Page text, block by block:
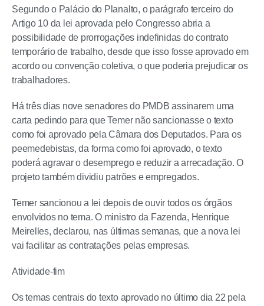
Segundo o Palácio do Planalto, o parágrafo terceiro do
Artigo 10 da lei aprovada pelo Congresso abria a
possibilidade de prorrogações indefinidas do contrato
temporário de trabalho, desde que isso fosse aprovado em
acordo ou convenção coletiva, o que poderia prejudicar os
trabalhadores.
Há três dias nove senadores do PMDB assinarem uma
carta pedindo para que Temer não sancionasse o texto
como foi aprovado pela Câmara dos Deputados. Para os
peemedebistas, da forma como foi aprovado, o texto
poderá agravar o desemprego e reduzir a arrecadação. O
projeto também dividiu patrões e empregados.
Temer sancionou a lei depois de ouvir todos os órgãos
envolvidos no tema. O ministro da Fazenda, Henrique
Meirelles, declarou, nas últimas semanas, que a nova lei
vai facilitar as contratações pelas empresas.
Atividade-fim
Os temas centrais do texto aprovado no último dia 22 pela